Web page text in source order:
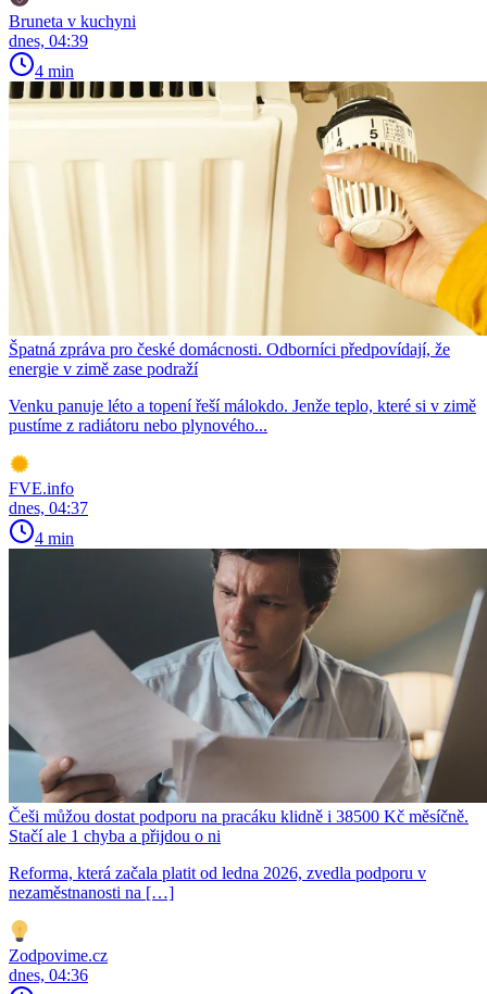
Bruneta v kuchyni
dnes, 04:39
4 min
Špatná zpráva pro české domácnosti. Odborníci předpovídají, že
energie v zimě zase podraží
Venku panuje léto a topení řeší málokdo. Jenže teplo, které si v zimě
pustíme z radiátoru nebo plynového...
FVE.info
dnes, 04:37
4 min
Češi můžou dostat podporu na pracáku klidně i 38500 Kč měsíčně.
Stačí ale 1 chyba a přijdou o ni
Reforma, která začala platit od ledna 2026, zvedla podporu v
nezaměstnanosti na […]
Zodpovime.cz
dnes, 04:36